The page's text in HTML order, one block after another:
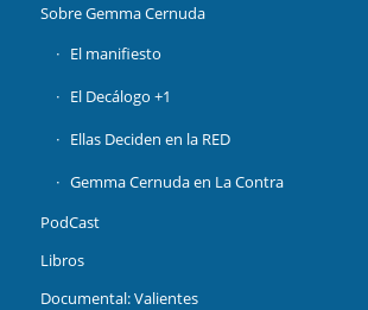
Sobre Gemma Cernuda
El manifiesto
El Decálogo +1
Ellas Deciden en la RED
Gemma Cernuda en La Contra
PodCast
Libros
Documental: Valientes